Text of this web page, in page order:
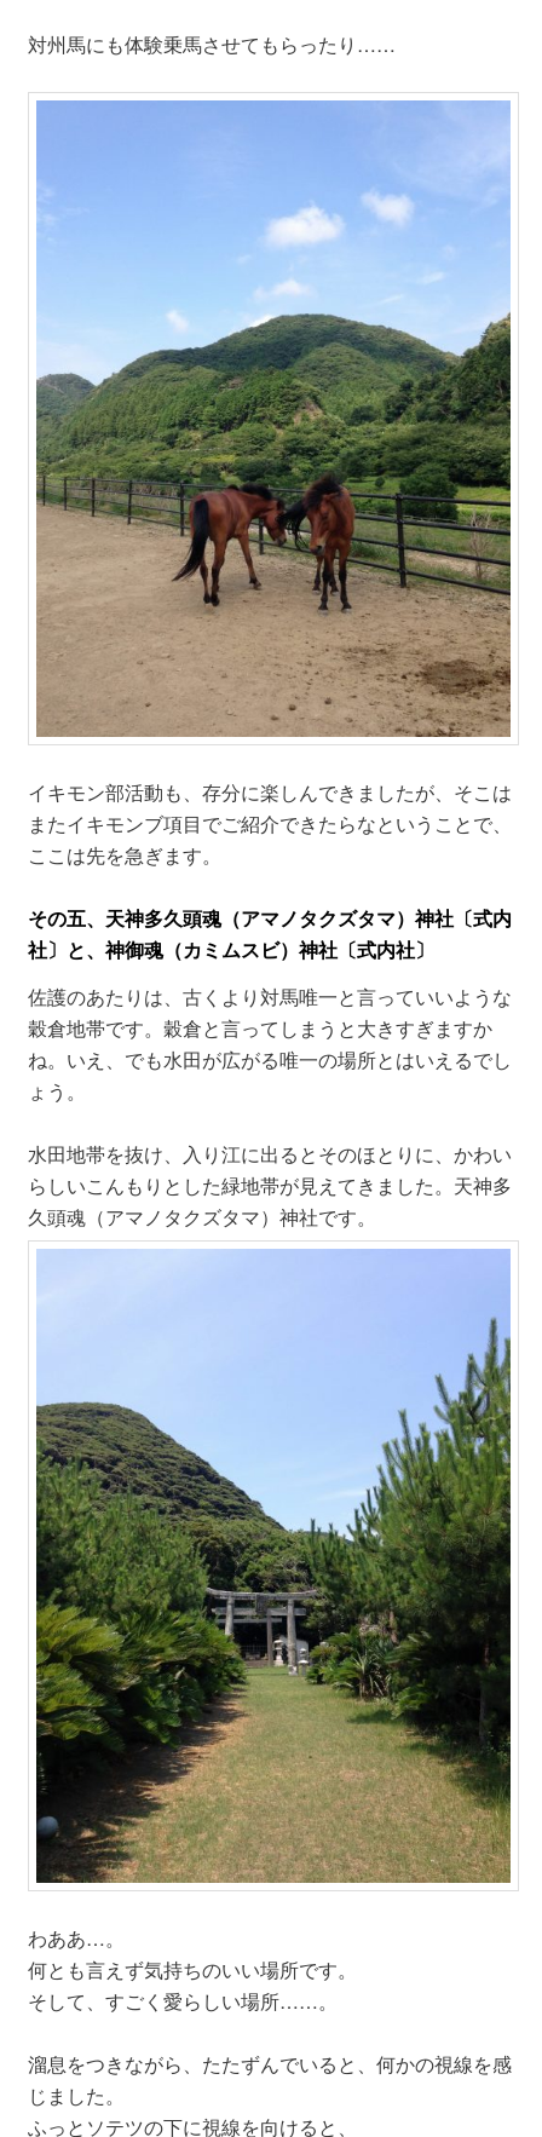
対州馬にも体験乗馬させてもらったり……
イキモン部活動も、存分に楽しんできましたが、そこは
またイキモンブ項目でご紹介できたらなということで、
ここは先を急ぎます。
その五、天神多久頭魂（アマノタクズタマ）神社〔式内
社〕と、神御魂（カミムスビ）神社〔式内社〕
佐護のあたりは、古くより対馬唯一と言っていいような
穀倉地帯です。穀倉と言ってしまうと大きすぎますか
ね。いえ、でも水田が広がる唯一の場所とはいえるでし
ょう。
水田地帯を抜け、入り江に出るとそのほとりに、かわい
らしいこんもりとした緑地帯が見えてきました。天神多
久頭魂（アマノタクズタマ）神社です。
わああ…。
何とも言えず気持ちのいい場所です。
そして、すごく愛らしい場所……。
溜息をつきながら、たたずんでいると、何かの視線を感
じました。
ふっとソテツの下に視線を向けると、